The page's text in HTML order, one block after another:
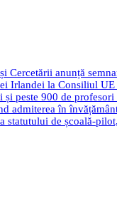
Cercetării anunță
Irlandei la Consiliul
și peste 900 de
admiterea în
statutului de școală-